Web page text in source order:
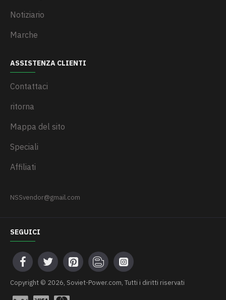
Notiziario
Marche
ASSISTENZA CLIENTI
Contattaci
ritorna
Mappa del sito
Speciali
Affiliati
NSSvendor@gmail.com
SEGUICI
Сopyright © 2026, Soviet-Power.com, Tutti i diritti riservati